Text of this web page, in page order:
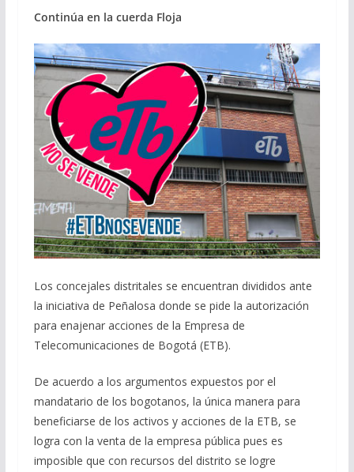
Continúa en la cuerda Floja
Los concejales distritales se encuentran divididos ante
la iniciativa de Peñalosa donde se pide la autorización
para enajenar acciones de la Empresa de
Telecomunicaciones de Bogotá (ETB).
De acuerdo a los argumentos expuestos por el
mandatario de los bogotanos, la única manera para
beneficiarse de los activos y acciones de la ETB, se
logra con la venta de la empresa pública pues es
imposible que con recursos del distrito se logre